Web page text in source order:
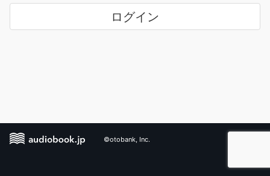
ログイン
©otobank, Inc.